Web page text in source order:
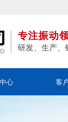
专注振动
研发、生产、
心 客